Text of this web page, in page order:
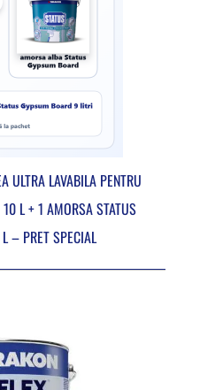
ULTRA LAVABILA PENTRU
L + 1 AMORSA STATUS
– PRET SPECIAL